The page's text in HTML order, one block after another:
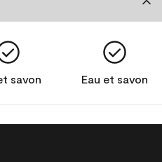
savon Eau et savon